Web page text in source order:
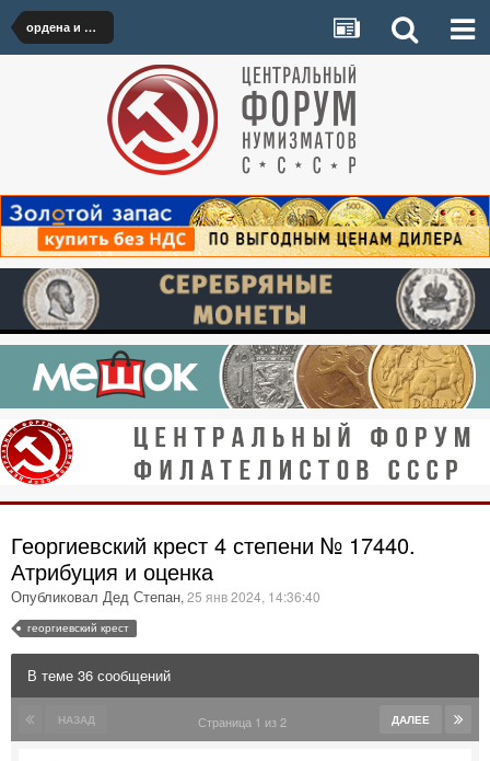
ордена и медали РИ
Георгиевский крест 4 степени № 17440.
Атрибуция и оценка
Опубликовал Дед Степан, 25 янв 2024, 14:36:40
георгиевский крест
В теме 36 сообщений
НАЗАД ДАЛЕЕ
Страница 1 из 2